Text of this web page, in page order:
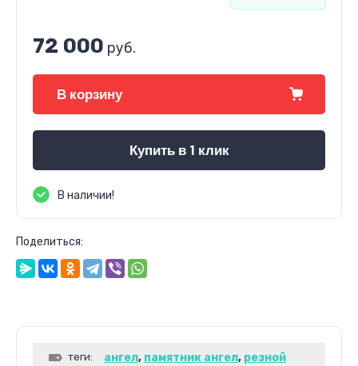
72 000 руб.
В корзину
Купить в 1 клик
В наличии!
Поделиться:
теги: ангел, памятник ангел, резной